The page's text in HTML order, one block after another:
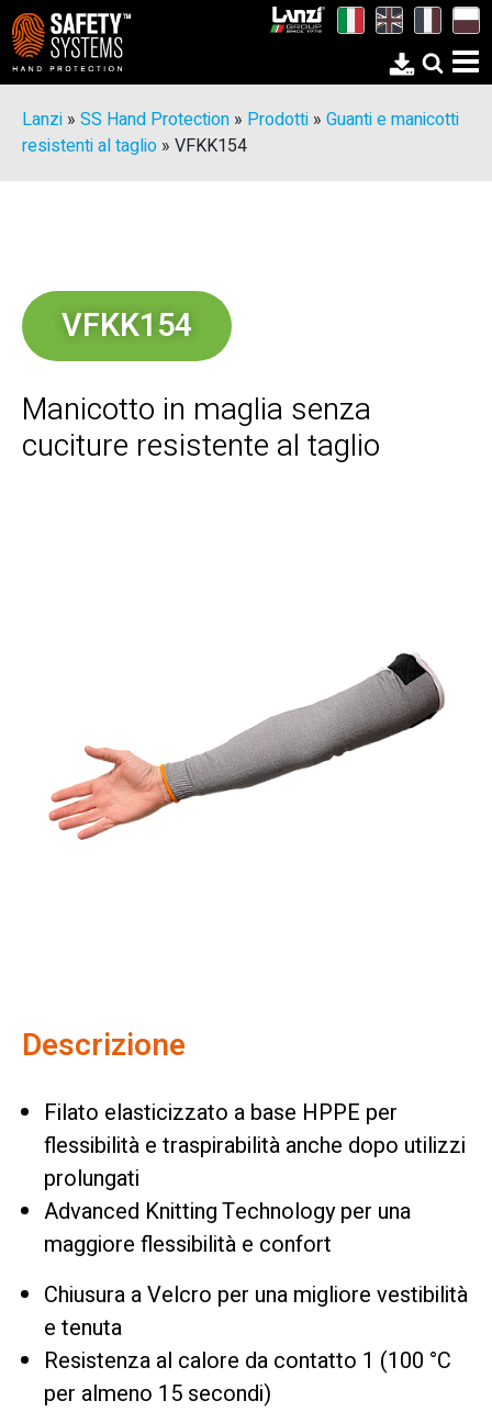
Lanzi » SS Hand Protection » Prodotti » Guanti e manicotti
resistenti al taglio » VFKK154
VFKK154
Manicotto in maglia senza
cuciture resistente al taglio
Descrizione
Filato elasticizzato a base HPPE per
flessibilità e traspirabilità anche dopo utilizzi
prolungati
Advanced Knitting Technology per una
maggiore flessibilità e confort
Chiusura a Velcro per una migliore vestibilità
e tenuta
Resistenza al calore da contatto 1 (100 °C
per almeno 15 secondi)